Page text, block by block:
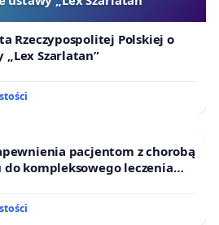
nie jest działanie na szkodę
na opiniach i
dotyczącej jakości
Rzeczypospolitej Polskiej o
Szarlatan”
pacjentom z chorobą
do kompleksowego leczenia